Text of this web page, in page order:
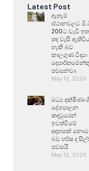
Latest Post
ඇතැම්
ස්ථානවලට
200ට වැඩි
තද වැසි
හැකි බව
කාලගුණ විද්‍යා
පවසනවා.
May 13, 2026
මධ්‍ය
දේශපාලන
කඳවුරෙන්
ඉවත්වීමේ
අදහසක්
බව හර්ෂ ද
පවසයි
May 13, 2026